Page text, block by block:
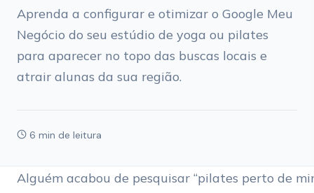
Aprenda a configurar e otimizar o Google Meu
Negócio do seu estúdio de yoga ou pilates
para aparecer no topo das buscas locais e
atrair alunas da sua região.
6 min de leitura
Alguém acabou de pesquisar “pilates perto de